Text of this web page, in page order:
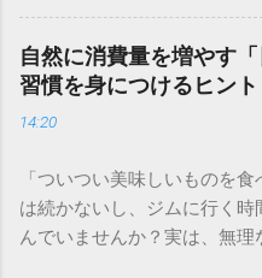
メイクをサポートしてくれ
肢をご紹介します。 ✅ 自宅
体的なメソッド [こちらから
を見る] ✅ 専門家のサポート
ニング [プロと一緒に理想の
で、健康のために何か良い
何をどう変えればいいのか
ります。無理な食事制限や極
自然に消費量を増やす
習慣を身につけるヒント
14:20
「ついつい美味しいものを
は続かないし、ジムに行く
んでいませんか？実は、無理